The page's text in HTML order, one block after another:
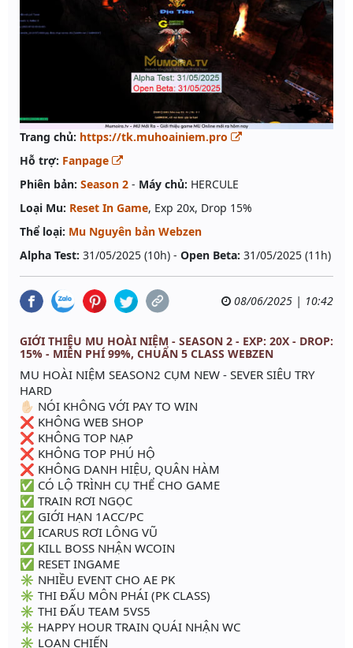
Trang chủ: https://tk.muhoainiem.pro
Hỗ trợ: Fanpage
Phiên bản: Season 2 - Máy chủ: HERCULE
Loại Mu: Reset In Game, Exp 20x, Drop 15%
Thể loại: Mu Nguyên bản Webzen
Alpha Test: 31/05/2025 (10h) - Open Beta: 31/05/2025 (11h)
08/06/2025 | 10:42
GIỚI THIỆU MU HOÀI NIỆM - SEASON 2 - EXP: 20X - DROP:
15% - MIỄN PHÍ 99%, CHUẨN 5 CLASS WEBZEN
MU HOÀI NIỆM SEASON2 CỤM NEW - SEVER SIÊU TRY
HARD
✋🏻 NÓI KHÔNG VỚI PAY TO WIN
❌ KHÔNG WEB SHOP
❌ KHÔNG TOP NẠP
❌ KHÔNG TOP PHÚ HỘ
❌ KHÔNG DANH HIỆU, QUÂN HÀM
✅ CÓ LỘ TRÌNH CỤ THỂ CHO GAME
✅ TRAIN RƠI NGỌC
✅ GIỚI HẠN 1ACC/PC
✅ ICARUS RƠI LÔNG VŨ
✅ KILL BOSS NHẬN WCOIN
✅ RESET INGAME
✳️ NHIỀU EVENT CHO AE PK
✳️ THI ĐẤU MÔN PHÁI (PK CLASS)
✳️ THI ĐẤU TEAM 5VS5
✳️ HAPPY HOUR TRAIN QUÁI NHẬN WC
✳️ LOẠN CHIẾN